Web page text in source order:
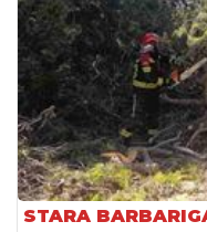
STARA